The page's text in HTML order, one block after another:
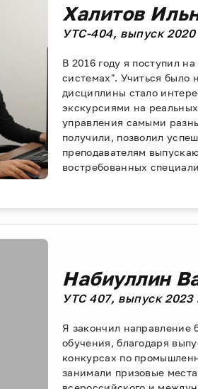
Халитов
УТС-404, выпуск 2020
В 2016 году я поступил
системах". Учиться было
дисциплины стало
экскурсиями на
управления самыми
получили, позволил
преподавателям
востребованных
Набиуллин
УТС 407, выпуск
Я закончил направление
обучения, благодаря
конкурсах по
занимали призовые